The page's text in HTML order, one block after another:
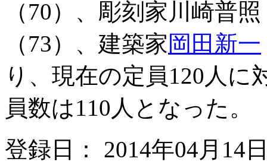
（70）、彫刻家川崎普
（73）、建築家岡田新一
り、現在の定員120人
員数は110人となった。
登録日： 2014年04月14